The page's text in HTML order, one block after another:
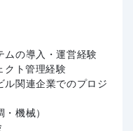
ムの導入・運営経験
クト管理経験
ル関連企業でのプロジ
機械）